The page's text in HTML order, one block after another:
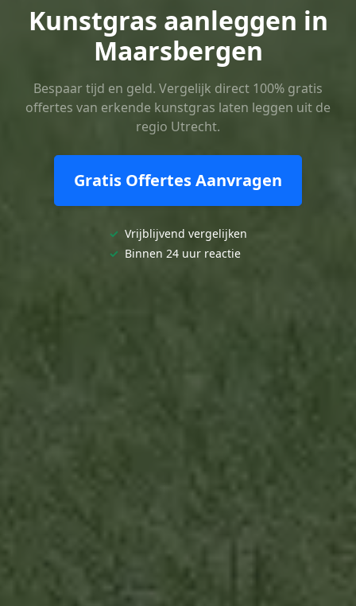
Kunstgras aanleggen in
Maarsbergen
Bespaar tijd en geld. Vergelijk direct 100% gratis
offertes van erkende kunstgras laten leggen uit de
regio Utrecht.
Gratis Offertes Aanvragen
✓ Vrijblijvend vergelijken
✓ Binnen 24 uur reactie